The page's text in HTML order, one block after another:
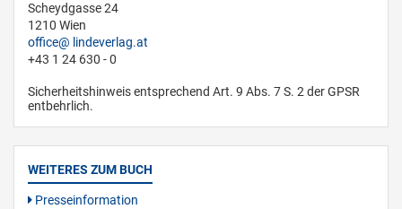
Scheydgasse 24
1210 Wien
office
lindeverlag.at
+43 1 24 630 - 0
Sicherheitshinweis entsprechend Art. 9 Abs. 7 S. 2 der GPSR
entbehrlich.
WEITERES ZUM BUCH
Presseinformation